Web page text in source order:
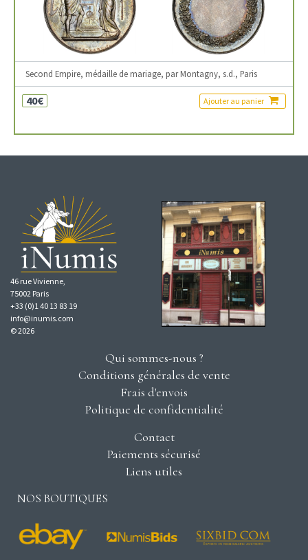
Second Empire, médaille de mariage, par Montagny, s.d., Paris
40€ Ajouter au panier
46 rue Vivienne,
75002 Paris
+33 (0)1 40 13 83 19
info@inumis.com
© 2026
Qui sommes-nous ?
Conditions générales de vente
Frais d'envois
Politique de confidentialité
Contact
Paiements sécurisé
Liens utiles
NOS BOUTIQUES